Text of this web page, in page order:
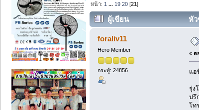
หน้า: 1 ... 19 20 [21]
ผู้เขียน หัว
foraliv11
Hero Member
กระทู้: 24856
« ต
แอ
รุ่ง
ปรึ
โท